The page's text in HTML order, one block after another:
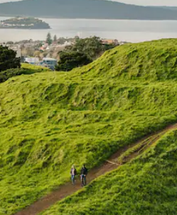
le bas pour les parcourir ou en